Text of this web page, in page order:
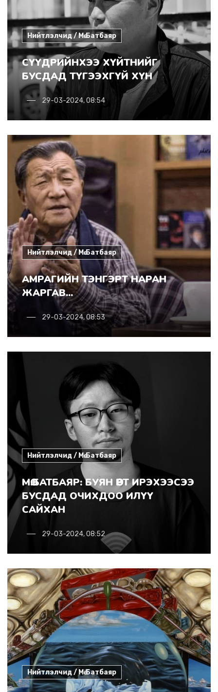
Нийтлэлчид / Мө.Батбаяр
СҮҮДРИЙНХЭЭ ХҮЙТНИЙГ
БУСДАД ТҮГЭЭХГҮЙ ХҮН
29-03-2024, 08:54
Нийтлэлчид / Мө.Батбаяр
АМРАГИЙН ТЭНГЭРТ НАРАН
ЖАРГАВ...
29-03-2024, 08:53
Нийтлэлчид / Мө.Батбаяр
МӨ.БАТБАЯР: БУЯН ӨӨРТ ИРЭХЭЭСЭЭ
БУСДАД ОЧИХДОО ИЛҮҮ
САЙХАН
29-03-2024, 08:52
Нийтлэлчид / Мө.Батбаяр